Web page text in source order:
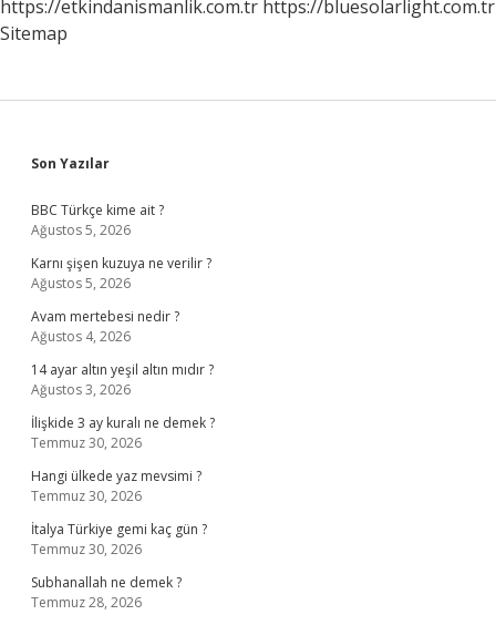
https://etkindanismanlik.com.tr https://bluesolarlight.com.tr
Sitemap
Sidebar
Son Yazılar
BBC Türkçe kime ait ?
Ağustos 5, 2026
Karnı şişen kuzuya ne verilir ?
Ağustos 5, 2026
Avam mertebesi nedir ?
Ağustos 4, 2026
14 ayar altın yeşil altın mıdır ?
Ağustos 3, 2026
İlişkide 3 ay kuralı ne demek ?
Temmuz 30, 2026
Hangi ülkede yaz mevsimi ?
Temmuz 30, 2026
İtalya Türkiye gemi kaç gün ?
Temmuz 30, 2026
Subhanallah ne demek ?
Temmuz 28, 2026